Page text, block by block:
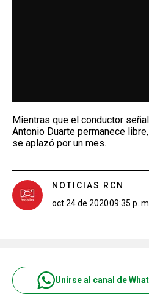
Mientras que el conductor
Antonio Duarte permanece
se aplazó por un mes.
NOTICIAS RCN
oct 24 de 202009:35 p. m.
Unirse al canal de